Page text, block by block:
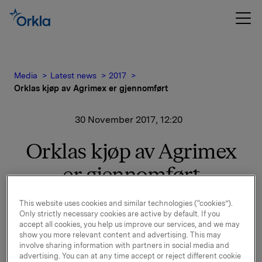
Media Latest news
2017
Orklas kjøp av Agrimex er gjennomført
30 November 2017, 12:20
Orklas kjøp av Agrimex
er gjennomført
I pressemelding 20. november 2017 ble det informert
om at Orkla har inngått avtale om kjøp av Agrimex, en
ledende produsent av frosne grønnsaker i Tsjekkia.
Kjøpet er i dag gjennomført.
This website uses cookies and similar technologies (“cookies”).
Only strictly necessary cookies are active by default. If you
accept all cookies, you help us improve our services, and we may
show you more relevant content and advertising. This may
involve sharing information with partners in social media and
advertising. You can at any time accept or reject different cookie